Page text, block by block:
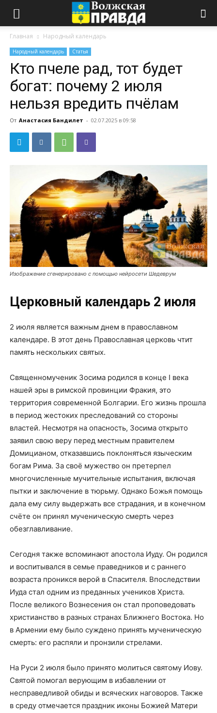
Главная Народный календарь
Народный календарь Статья
Кто пчеле рад, тот будет
богат: почему 2 июля
нельзя вредить пчёлам
От Анастасия Бандилет - 02.07.2025 в 09:58
Изображение сгенерировано с помощью нейросети Шедеврум
Церковный календарь 2 июля
2 июля является важным днем в православном
календаре. В этот день Православная церковь чтит
память нескольких святых.
Священномученик Зосима родился в конце I века
нашей эры в римской провинции Фракия, это
территория современной Болгарии. Его жизнь прошла
в период жестоких преследований со стороны
властей. Несмотря на опасность, Зосима открыто
заявил свою веру перед местным правителем
Домицианом, отказавшись поклоняться языческим
богам Рима. За своё мужество он претерпел
многочисленные мучительные испытания, включая
пытки и заключение в тюрьму. Однако Божья помощь
дала ему силу выдержать все страдания, и в конечном
счёте он принял мученическую смерть через
обезглавливание.
Сегодня также вспоминают апостола Иуду. Он родился
и воспитывался в семье праведников и с раннего
возраста проникся верой в Спасителя. Впоследствии
Иуда стал одним из преданных учеников Христа.
После великого Вознесения он стал проповедовать
христианство в разных странах Ближнего Востока. Но
в Армении ему было суждено принять мученическую
смерть: его распяли и пронзили стрелами.
На Руси 2 июля было принято молиться святому Иову.
Святой помогал верующим в избавлении от
несправедливой обиды и всяческих наговоров. Также
в среду отмечается праздник иконы Божией Матери